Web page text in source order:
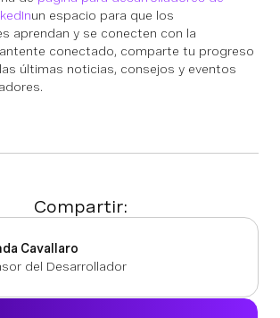
un espacio para que los
aprendan y se conecten con la
conectado, comparte tu progreso
últimas noticias, consejos y eventos
Compartir:
Cavallaro
del Desarrollador